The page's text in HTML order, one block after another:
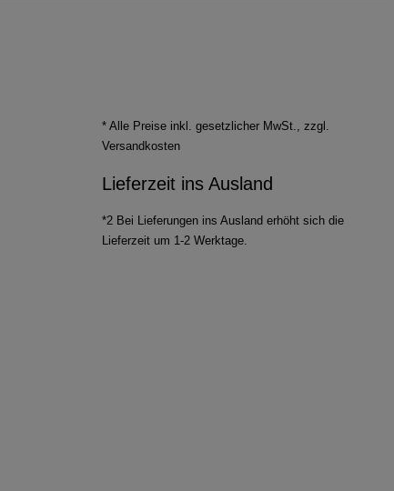
* Alle Preise inkl. gesetzlicher MwSt., zzgl.
Versandkosten
Lieferzeit ins Ausland
*2 Bei Lieferungen ins Ausland erhöht sich die
Lieferzeit um 1-2 Werktage.